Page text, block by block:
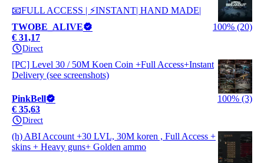
📧FULL ACCESS | ⚡INSTANT| HAND MADE|
TWOBE_ALIVE
100% (20)
€ 31,17
Direct
[PC] Level 30 / 50M Koen Coin +Full Access+Instant
Delivery (see screenshots)
PinkBell
100% (3)
€ 35,63
Direct
(h) ABI Account +30 LVL, 30M koren , Full Access +
skins + Heavy guns+ Golden ammo